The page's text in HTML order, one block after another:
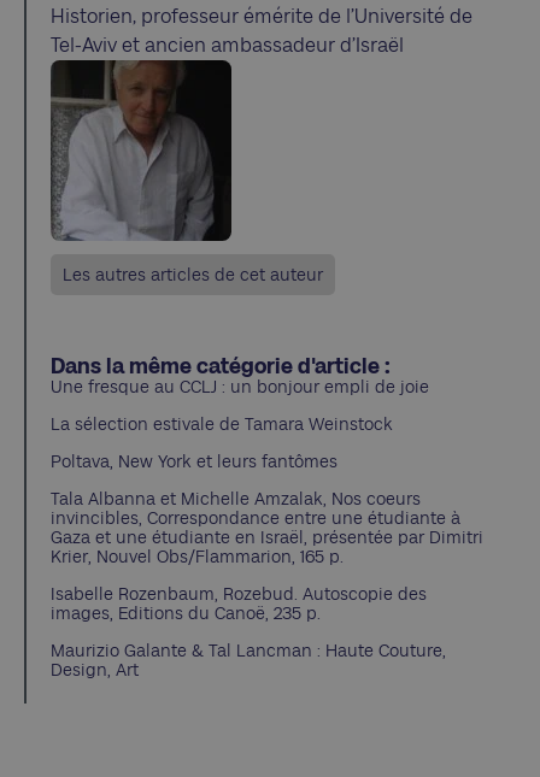
Historien, professeur émérite de l’Université de
Tel-Aviv et ancien ambassadeur d’Israël
Les autres articles de cet auteur
Dans la même catégorie d'article :
Une fresque au CCLJ : un bonjour empli de joie
La sélection estivale de Tamara Weinstock
Poltava, New York et leurs fantômes
Tala Albanna et Michelle Amzalak, Nos coeurs
invincibles, Correspondance entre une étudiante à
Gaza et une étudiante en Israël, présentée par Dimitri
Krier, Nouvel Obs/Flammarion, 165 p.
Isabelle Rozenbaum, Rozebud. Autoscopie des
images, Editions du Canoë, 235 p.
Maurizio Galante & Tal Lancman : Haute Couture,
Design, Art